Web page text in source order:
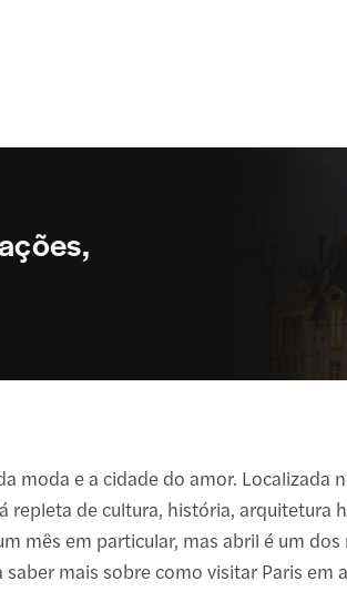
moda e a cidade do amor. Localizada
de cultura, história, arquitetura
mês em particular, mas abril é um
mais sobre como visitar Paris em